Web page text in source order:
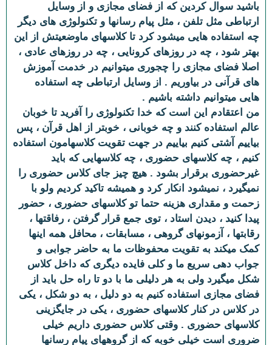
باشید سوال کردین که از فضای مجازی و از وسایل
ارتباطی مثل تلفن ، مثل پیام رسانها و تکنولوژی های دیگر
چه استفاده هایی میشود کرد تا کلاسهای ماوضعیتش از این
بهتر شود ، چه در روزهای کرونایی ، چه در روزهای عادی ،
اصلا فضای مجازی را چجوری میتوانیم در خدمت آموزش
های قرآنی در بیاوریم . از وسایل ارتباطی چه استفاده
هایی میتوانیم داشته باشیم .
من اعتقادم این است که خدا تکنولوژی را آفرید تا خوبان
عالم استفاده کنند و چه خوبانی ، خوبتر از اهل قرآن ، پس
بیاییم آشتی کنیم بیاییم در جهت تقویت کلاسهامون استفاده
کنیم ، چه کلاسهای حضوری ، چه کلاسهایی که باید
غیرحضوری برقرار بشود . هیچ چیز جای کلاس حضوری را
نمیگیرد ، نمیشود انکار کرد و همیشه تاکید کردیم ولو با
زحمت و مقداری هزینه حتما تو کلاسهای حضوری ، حضور
پیدا کنید ، دیدن استاد ، توی جمع قرار گرفتن ، رفاقتها ،
رقابتها ، آزمونهای گروهی ، مسابقات ، محافل همه اینها
کمک میکند به تقویت محفوظات ما به حاضر جوابی و
جواب دهی سریع ما و کلی فایده دیگری که داخل کلاس
شکل میگیرد ولی به هر دلیلی ما با دو تا راه حل باید از
فضای مجازی استفاده کنیم به دو دلیل ، به دو شکل ، یکی
در کلاس در کنار کلاسهای حضوری ، یکی در جایگزینی
کلاسهای حضوری . وقتی کلاس حضوری داریم خیلی
ضروری است خیلی خوبه که از گروههای پیام رسانها